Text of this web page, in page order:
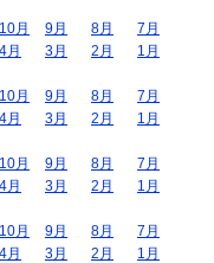
10月 9月 8月
7月
4月 3月 2月
1月
10月 9月 8月
7月
4月 3月 2月
1月
10月 9月 8月
7月
4月 3月 2月
1月
10月 9月 8月
7月
4月 3月 2月
1月